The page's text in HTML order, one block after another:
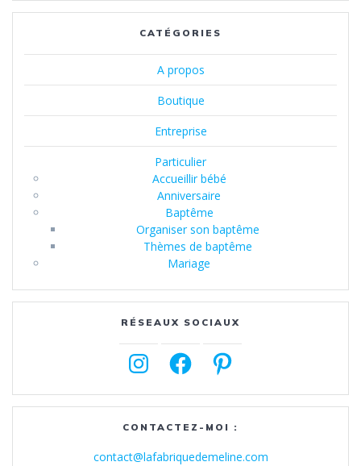
CATÉGORIES
A propos
Boutique
Entreprise
Particulier
Accueillir bébé
Anniversaire
Baptême
Organiser son baptême
Thèmes de baptême
Mariage
RÉSEAUX SOCIAUX
InstagramFacebookPinterest
CONTACTEZ-MOI :
contact@lafabriquedemeline.com